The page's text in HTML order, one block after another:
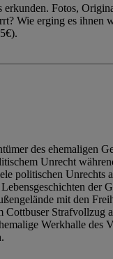
Fotos,
Wie erging es ihnen
des ehemaligen
Unrecht
politischen Unrechts
der
mit den
Cottbuser Strafvollzug
Werkhalle des